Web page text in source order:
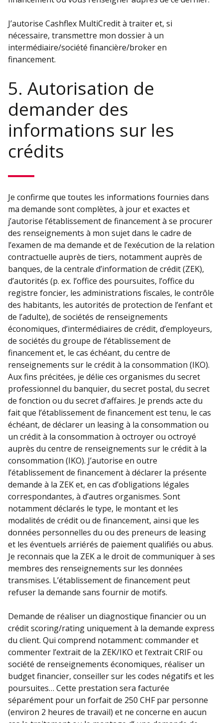
J’autorise Cashflex MultiCredit à traiter et, si
nécessaire, transmettre mon dossier à un
intermédiaire/société financière/broker en
financement.
5. Autorisation de
demander des
informations sur les
crédits
Je confirme que toutes les informations fournies dans
ma demande sont complètes, à jour et exactes et
j’autorise l’établissement de financement à se procurer
des renseignements à mon sujet dans le cadre de
l’examen de ma demande et de l’exécution de la relation
contractuelle auprès de tiers, notamment auprès de
banques, de la centrale d’information de crédit (ZEK),
d’autorités (p. ex. l’office des poursuites, l’office du
registre foncier, les administrations fiscales, le contrôle
des habitants, les autorités de protection de l’enfant et
de l’adulte), de sociétés de renseignements
économiques, d’intermédiaires de crédit, d’employeurs,
de sociétés du groupe de l’établissement de
financement et, le cas échéant, du centre de
renseignements sur le crédit à la consommation (IKO).
Aux fins précitées, je délie ces organismes du secret
professionnel du banquier, du secret postal, du secret
de fonction ou du secret d’affaires. Je prends acte du
fait que l’établissement de financement est tenu, le cas
échéant, de déclarer un leasing à la consommation ou
un crédit à la consommation à octroyer ou octroyé
auprès du centre de renseignements sur le crédit à la
consommation (IKO). J’autorise en outre
l’établissement de financement à déclarer la présente
demande à la ZEK et, en cas d’obligations légales
correspondantes, à d’autres organismes. Sont
notamment déclarés le type, le montant et les
modalités de crédit ou de financement, ainsi que les
données personnelles du ou des preneurs de leasing
et les éventuels arriérés de paiement qualifiés ou abus.
Je reconnais que la ZEK a le droit de communiquer à ses
membres des renseignements sur les données
transmises. L’établissement de financement peut
refuser la demande sans fournir de motifs.
Demande de réaliser un diagnostique financier ou un
crédit scoring/rating uniquement à la demande express
du client. Qui comprend notamment: commander et
commenter l’extrait de la ZEK/IKO et l’extrait CRIF ou
société de renseignements économiques, réaliser un
budget financier, conseiller sur les codes négatifs et les
poursuites… Cette prestation sera facturée
séparément pour un forfait de 250 CHF par personne
(environ 2 heures de travail) et ne concerne en aucun